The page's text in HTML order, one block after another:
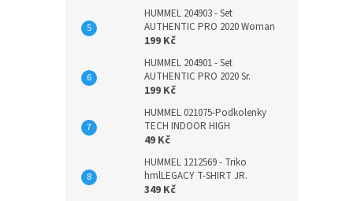
HUMMEL 204903 - Set
AUTHENTIC PRO 2020 Woman
199 Kč
HUMMEL 204901 - Set
AUTHENTIC PRO 2020 Sr.
199 Kč
HUMMEL 021075-Podkolenky
TECH INDOOR HIGH
49 Kč
HUMMEL 1212569 - Triko
hmlLEGACY T-SHIRT JR.
349 Kč